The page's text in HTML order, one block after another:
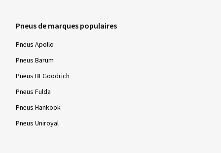
Pneus de marques populaires
Pneus Apollo
Pneus Barum
Pneus BFGoodrich
Pneus Fulda
Pneus Hankook
Pneus Uniroyal